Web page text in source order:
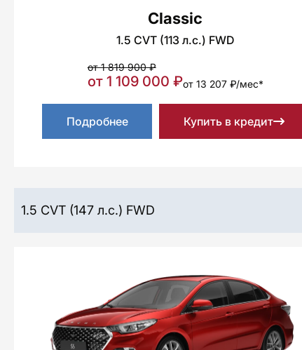
Classic
1.5 CVT (113 л.с.) FWD
от 1 819 900 ₽
от 1 109 000 ₽от 13 207 ₽/мес*
Подробнее Купить в кредит
1.5 CVT (147 л.с.) FWD